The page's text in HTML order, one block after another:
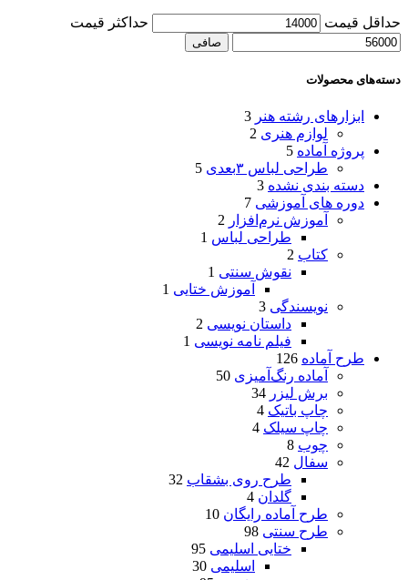
حداقل قیمت حداكثر قيمت
صافی
دسته‌های محصولات
ابزارهای رشته هنر 3
لوازم هنری 2
پروژه آماده 5
طراحی لباس ۳بعدی
5
دسته بندی نشده 3
دوره های آموزشی 7
آموزش نرم‌افزار 2
طراحی لباس 1
کتاب 2
نقوش سنتی 1
آموزش ختایی 1
نویسندگی 3
داستان نویسی 2
فیلم نامه نویسی 1
طرح آماده 126
آماده رنگ‌آمیزی 50
برش لیزر 34
چاپ باتیک 4
چاپ سیلک 4
چوب 8
سفال 42
طرح روی بشقاب 32
گلدان 4
طرح آماده رایگان 10
طرح سنتی 98
ختایی اسلیمی 95
اسلیمی 30